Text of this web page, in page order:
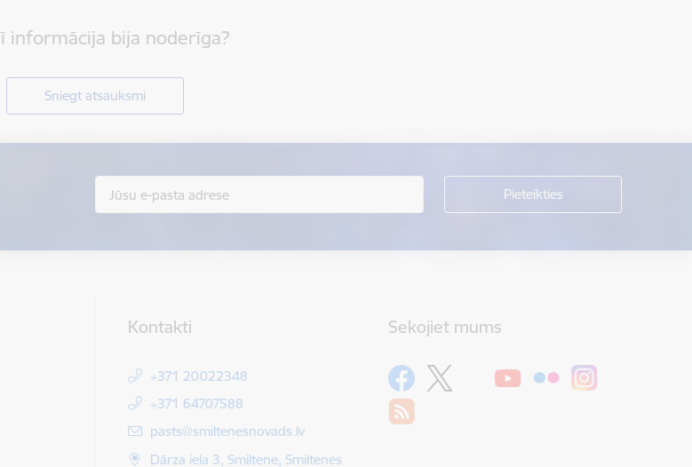
informācija bija noderīga?
Sniegt atsauksmi
Kontakti
+371 20022348
+371 64707588
E-pasts:
pasts@smiltenesnovads.lv
Dārza iela 3, Smiltene, Smiltenes
Sekojiet mums